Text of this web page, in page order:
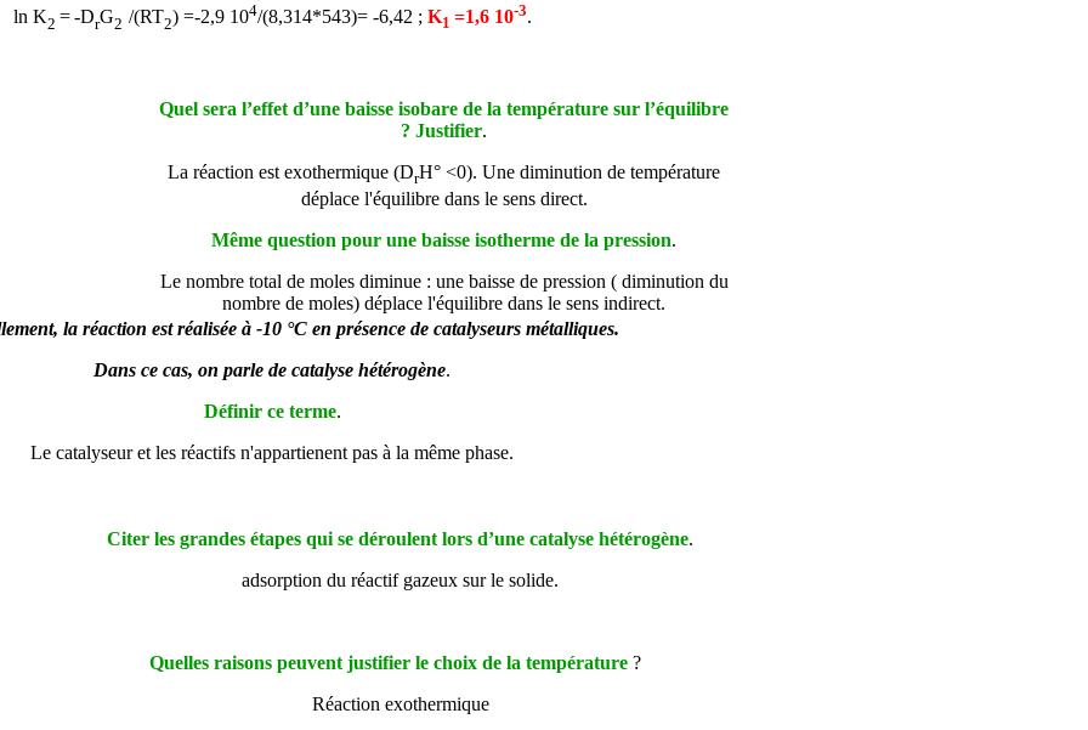
ln K2 = -DrG2 /(RT2) =-2,9 104/(8,314*543)= -6,42 ;K1 =1,6 10-3.
Quel sera l’effet d’une baisse isobare de la température sur l’équilibre
? Justifier.
La réaction est exothermique (DrH° <0). Une diminution de température
déplace l'équilibre dans le sens direct.
Même question pour une baisse isotherme de la pression.
Le nombre total de moles diminue : une baisse de pression ( diminution du
nombre de moles) déplace l'équilibre dans le sens indirect.
la réaction est réalisée à -10 °C en présence de catalyseurs métalliques.
Dans ce cas, on parle de catalyse hétérogène.
Définir ce terme.
Le catalyseur et les réactifs n'appartienent pas à la même phase.
Citer les grandes étapes qui se déroulent lors d’une catalyse hétérogène.
adsorption du réactif gazeux sur le solide.
Quelles raisons peuvent justifier le choix de la température ?
Réaction exothermique